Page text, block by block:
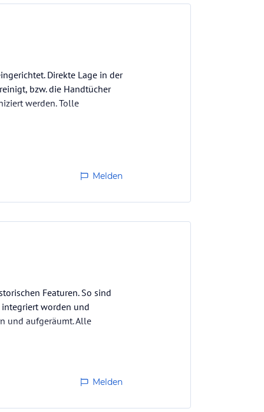
Direkte Lage in der
bzw. die Handtücher
werden. Tolle
Melden
Featuren. So sind
worden und
und aufgeräumt. Alle
Melden